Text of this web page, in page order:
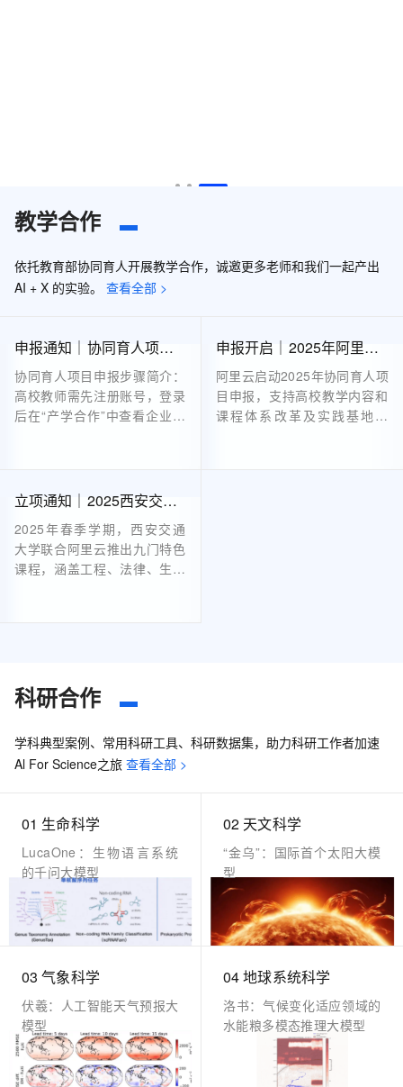
教学合作
依托教育部协同育人开展教学合作，诚邀更多老师和我们一起产出
AI + X 的实验。
查看全部 >
申报通知｜协同育人项目申报步骤
协同育人项目申报步骤简介：
高校教师需先注册账号，登录
后在“产学合作”中查看企业项
审核通过后，高校与企业签署
收标准等。具体流程可参考平
台发布的《2024年产学合作
协同育人项目高校申报说
申报开启｜2025年阿里云协同育人项目申报指南
阿里云启动2025年协同育人项
目申报，支持高校教学内容和
课程体系改革及实践基地建
立项通知｜2025西安交通大学 -阿里云课程（第一批）上线
2025年春季学期，西安交通
大学联合阿里云推出九门特色
课程，涵盖工程、法律、生命
升能力。结课后还将颁发阿里
云创作者证书，助力学生成长
业背景如何，都能找到适合自
己的AI进化路径。机会难得，
科研合作
学科典型案例、常用科研工具、科研数据集，助力科研工作者加速
Al For Science之旅 查看全部 >
01 生命科学
LucaOne：生物语言系统
的千问大模型
02 天文科学
“金乌”：国际首个太阳大模
型
03 气象科学
伏羲：人工智能天气预报大
模型
04 地球系统科学
洛书：气候变化适应领域的
水能粮多模态推理大模型